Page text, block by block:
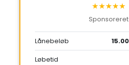
★★★★★
Sponsoreret
Lånebeløb
Løbetid